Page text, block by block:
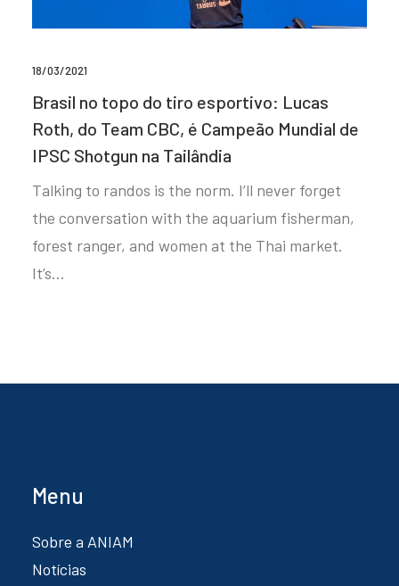
18/03/2021
Brasil no topo do tiro esportivo: Lucas
Roth, do Team CBC, é Campeão Mundial de
IPSC Shotgun na Tailândia
Talking to randos is the norm. I’ll never forget
the conversation with the aquarium fisherman,
forest ranger, and women at the Thai market.
It’s…
Menu
Sobre a ANIAM
Notícias